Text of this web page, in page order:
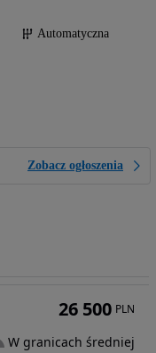
Automatyczna
Zobacz ogłoszenia
26 500 PLN
W granicach średniej